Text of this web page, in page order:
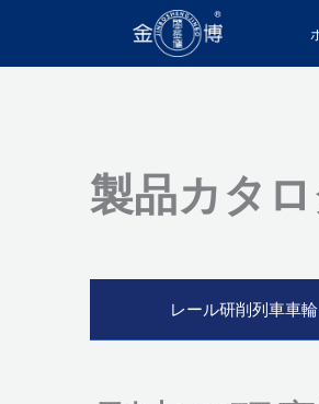
を
製品カタ
レール研削列車車輪